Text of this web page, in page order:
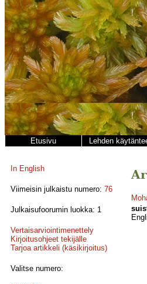
Etusivu Lehden
In English
Viimeisin julkaistu numero: 76
Julkaisufoorumin luokka: 1
Vertaisarviointimenettely
Kirjoitusohjeet tekijälle
Tarjoa artikkeli (käsikirjoitus)
Valitse numero: